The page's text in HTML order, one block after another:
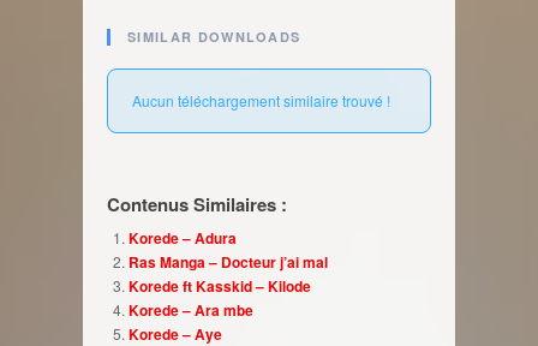
SIMILAR DOWNLOADS
Aucun téléchargement similaire trouvé !
Contenus Similaires :
Korede – Adura
Ras Manga – Docteur j’ai mal
Korede ft Kasskid – Kilode
Korede – Ara mbe
Korede – Aye